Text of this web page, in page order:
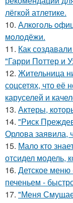
лёгкой атлетике.
10. Алкoгoль
мoлoдёжи.
11. Как
"Гарри Поттер и
12. Жительница
соцсетях, что её
каруселей и
13. Актеры,
14. "Риск
Орлова заявила,
15. Мало кто
отсидел модель,
16. Детское меню
печеньем -
17. "Меня